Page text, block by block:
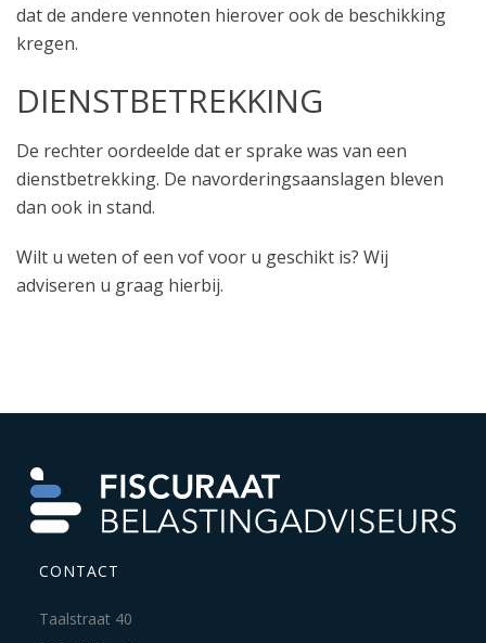
dat de andere vennoten hierover ook de beschikking
kregen.
DIENSTBETREKKING
De rechter oordeelde dat er sprake was van een
dienstbetrekking. De navorderingsaanslagen bleven
dan ook in stand.
Wilt u weten of een vof voor u geschikt is? Wij
adviseren u graag hierbij.
CONTACT
Taalstraat 40